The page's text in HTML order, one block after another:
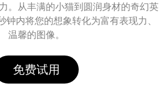
。从丰满的小猫到圆润身材的奇幻英
内将您的想象转化为富有表现力、
温馨的图像。
免费试用